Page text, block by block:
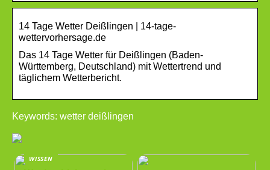
14 Tage Wetter Deißlingen | 14-tage-
wettervorhersage.de
Das 14 Tage Wetter für Deißlingen (Baden-
Württemberg, Deutschland) mit Wettertrend und
täglichem Wetterbericht.
Keywords: wetter deißlingen
WISSEN